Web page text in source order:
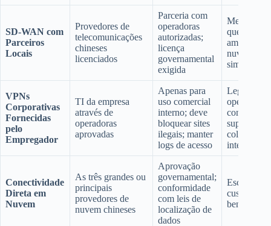
SD-WAN com
Parceiros
Locais
Provedores de
telecomunicações
chineses
licenciados
Parceria com
operadoras
autorizadas;
licença
governamental
exigida
Menos caro
que MPLS;
amigável à
nuvem;
VPNs
Corporativas
Fornecidas
pelo
Empregador
TI da empresa
através de
operadoras
aprovadas
Apenas para
uso comercial
interno; deve
bloquear sites
ilegais; manter
logs de acesso
Legal para
operações
comerciais;
suporta
Conectividade
Direta em
Nuvem
As três grandes ou
principais
provedores de
nuvem chineses
Aprovação
governamental;
conformidade
com leis de
localização de
dados
Escalável;
custo-
benefício